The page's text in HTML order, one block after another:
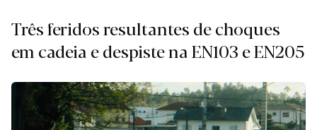
Três feridos resultantes de choques
em cadeia e despiste na EN103 e EN205